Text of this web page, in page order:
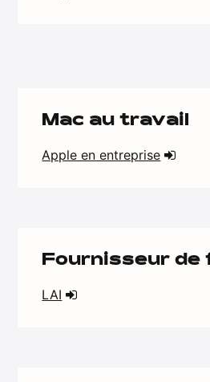
Mac au travail
Apple en entreprise
Fournisseur de
LAI